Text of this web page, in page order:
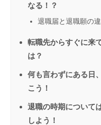
なる！？
退職届と退職願の
転職先からすぐに来
は？
何も言わずにある日
こう！
退職の時期について
しよう！